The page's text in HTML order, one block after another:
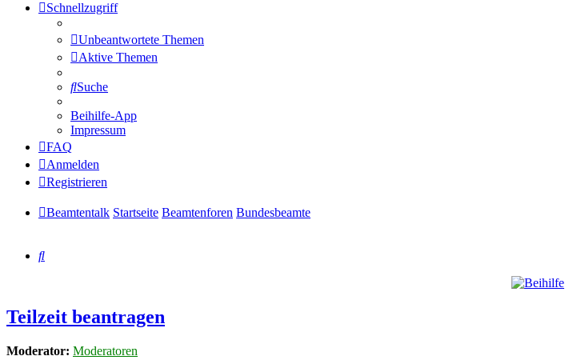
Schnellzugriff
Unbeantwortete Themen
Aktive Themen
Suche
Beihilfe-App
Impressum
FAQ
Anmelden
Registrieren
Beamtentalk Startseite Beamtenforen Bundesbeamte
Suche
Teilzeit beantragen
Moderator: Moderatoren